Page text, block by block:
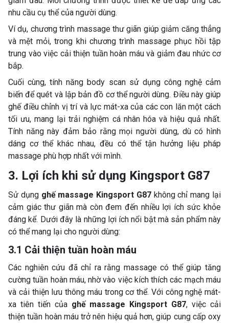
nhu cầu cụ thể của người dùng.
Ví dụ, chương trình massage thư giãn giúp giảm căng thẳng
và mệt mỏi, trong khi chương trình massage phục hồi tập
trung vào việc cải thiện tuần hoàn máu và giảm đau nhức cơ
bắp.
Cuối cùng, tính năng body scan sử dụng công nghệ cảm
biến để quét và lập bản đồ cơ thể người dùng. Điều này giúp
ghế điều chỉnh vị trí và lực mát-xa của các con lăn một cách
tối ưu, mang lại trải nghiệm cá nhân hóa và hiệu quả nhất.
Tính năng này đảm bảo rằng mọi người dùng, dù có hình
dáng cơ thể khác nhau, đều có thể tận hưởng liệu pháp
massage phù hợp nhất với mình.
3. Lợi ích khi sử dụng Kingsport G87
Sử dụng ghế massage Kingsport G87không chỉ mang lại
cảm giác thư giãn mà còn đem đến nhiều lợi ích sức khỏe
đáng kể. Dưới đây là những lợi ích nổi bật mà sản phẩm này
có thể mang lại cho người dùng:
3.1 Cải thiện tuần hoàn máu
Các nghiên cứu đã chỉ ra rằng massage có thể giúp tăng
cường tuần hoàn máu, nhờ vào việc kích thích các mạch máu
và cải thiện lưu thông máu trong cơ thể. Với công nghệ mát-
xa tiên tiến của ghế massage Kingsport G87, việc cải
thiện tuần hoàn máu trở nên hiệu quả hơn, giúp cung cấp oxy